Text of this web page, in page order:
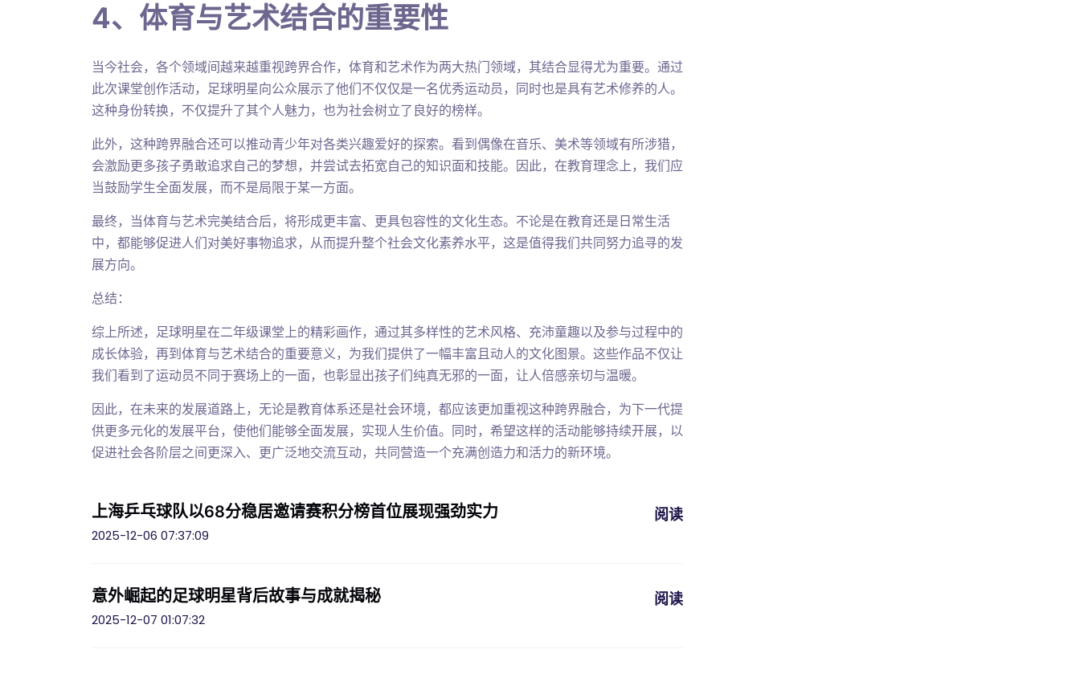
4、体育与艺术结合的重要性
当今社会，各个领域间越来越重视跨界合作，体育和艺术作为两大热门领域，其结合显得尤为重要。通过
此次课堂创作活动，足球明星向公众展示了他们不仅仅是一名优秀运动员，同时也是具有艺术修养的人。
这种身份转换，不仅提升了其个人魅力，也为社会树立了良好的榜样。
此外，这种跨界融合还可以推动青少年对各类兴趣爱好的探索。看到偶像在音乐、美术等领域有所涉猎，
会激励更多孩子勇敢追求自己的梦想，并尝试去拓宽自己的知识面和技能。因此，在教育理念上，我们应
当鼓励学生全面发展，而不是局限于某一方面。
最终，当体育与艺术完美结合后，将形成更丰富、更具包容性的文化生态。不论是在教育还是日常生活
中，都能够促进人们对美好事物追求，从而提升整个社会文化素养水平，这是值得我们共同努力追寻的发
展方向。
总结：
综上所述，足球明星在二年级课堂上的精彩画作，通过其多样性的艺术风格、充沛童趣以及参与过程中的
成长体验，再到体育与艺术结合的重要意义，为我们提供了一幅丰富且动人的文化图景。这些作品不仅让
我们看到了运动员不同于赛场上的一面，也彰显出孩子们纯真无邪的一面，让人倍感亲切与温暖。
因此，在未来的发展道路上，无论是教育体系还是社会环境，都应该更加重视这种跨界融合，为下一代提
供更多元化的发展平台，使他们能够全面发展，实现人生价值。同时，希望这样的活动能够持续开展，以
促进社会各阶层之间更深入、更广泛地交流互动，共同营造一个充满创造力和活力的新环境。
上海乒乓球队以68分稳居邀请赛积分榜首位展现强劲实力
2025-12-06 07:37:09
阅读
意外崛起的足球明星背后故事与成就揭秘
2025-12-07 01:07:32
阅读